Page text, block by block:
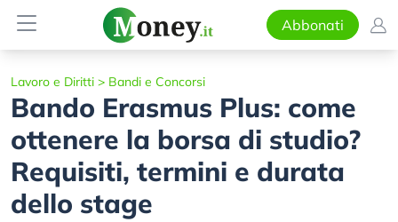
Abbonati
Lavoro e Diritti > Bandi e Concorsi
Bando Erasmus Plus: come
ottenere la borsa di studio?
Requisiti, termini e durata
dello stage